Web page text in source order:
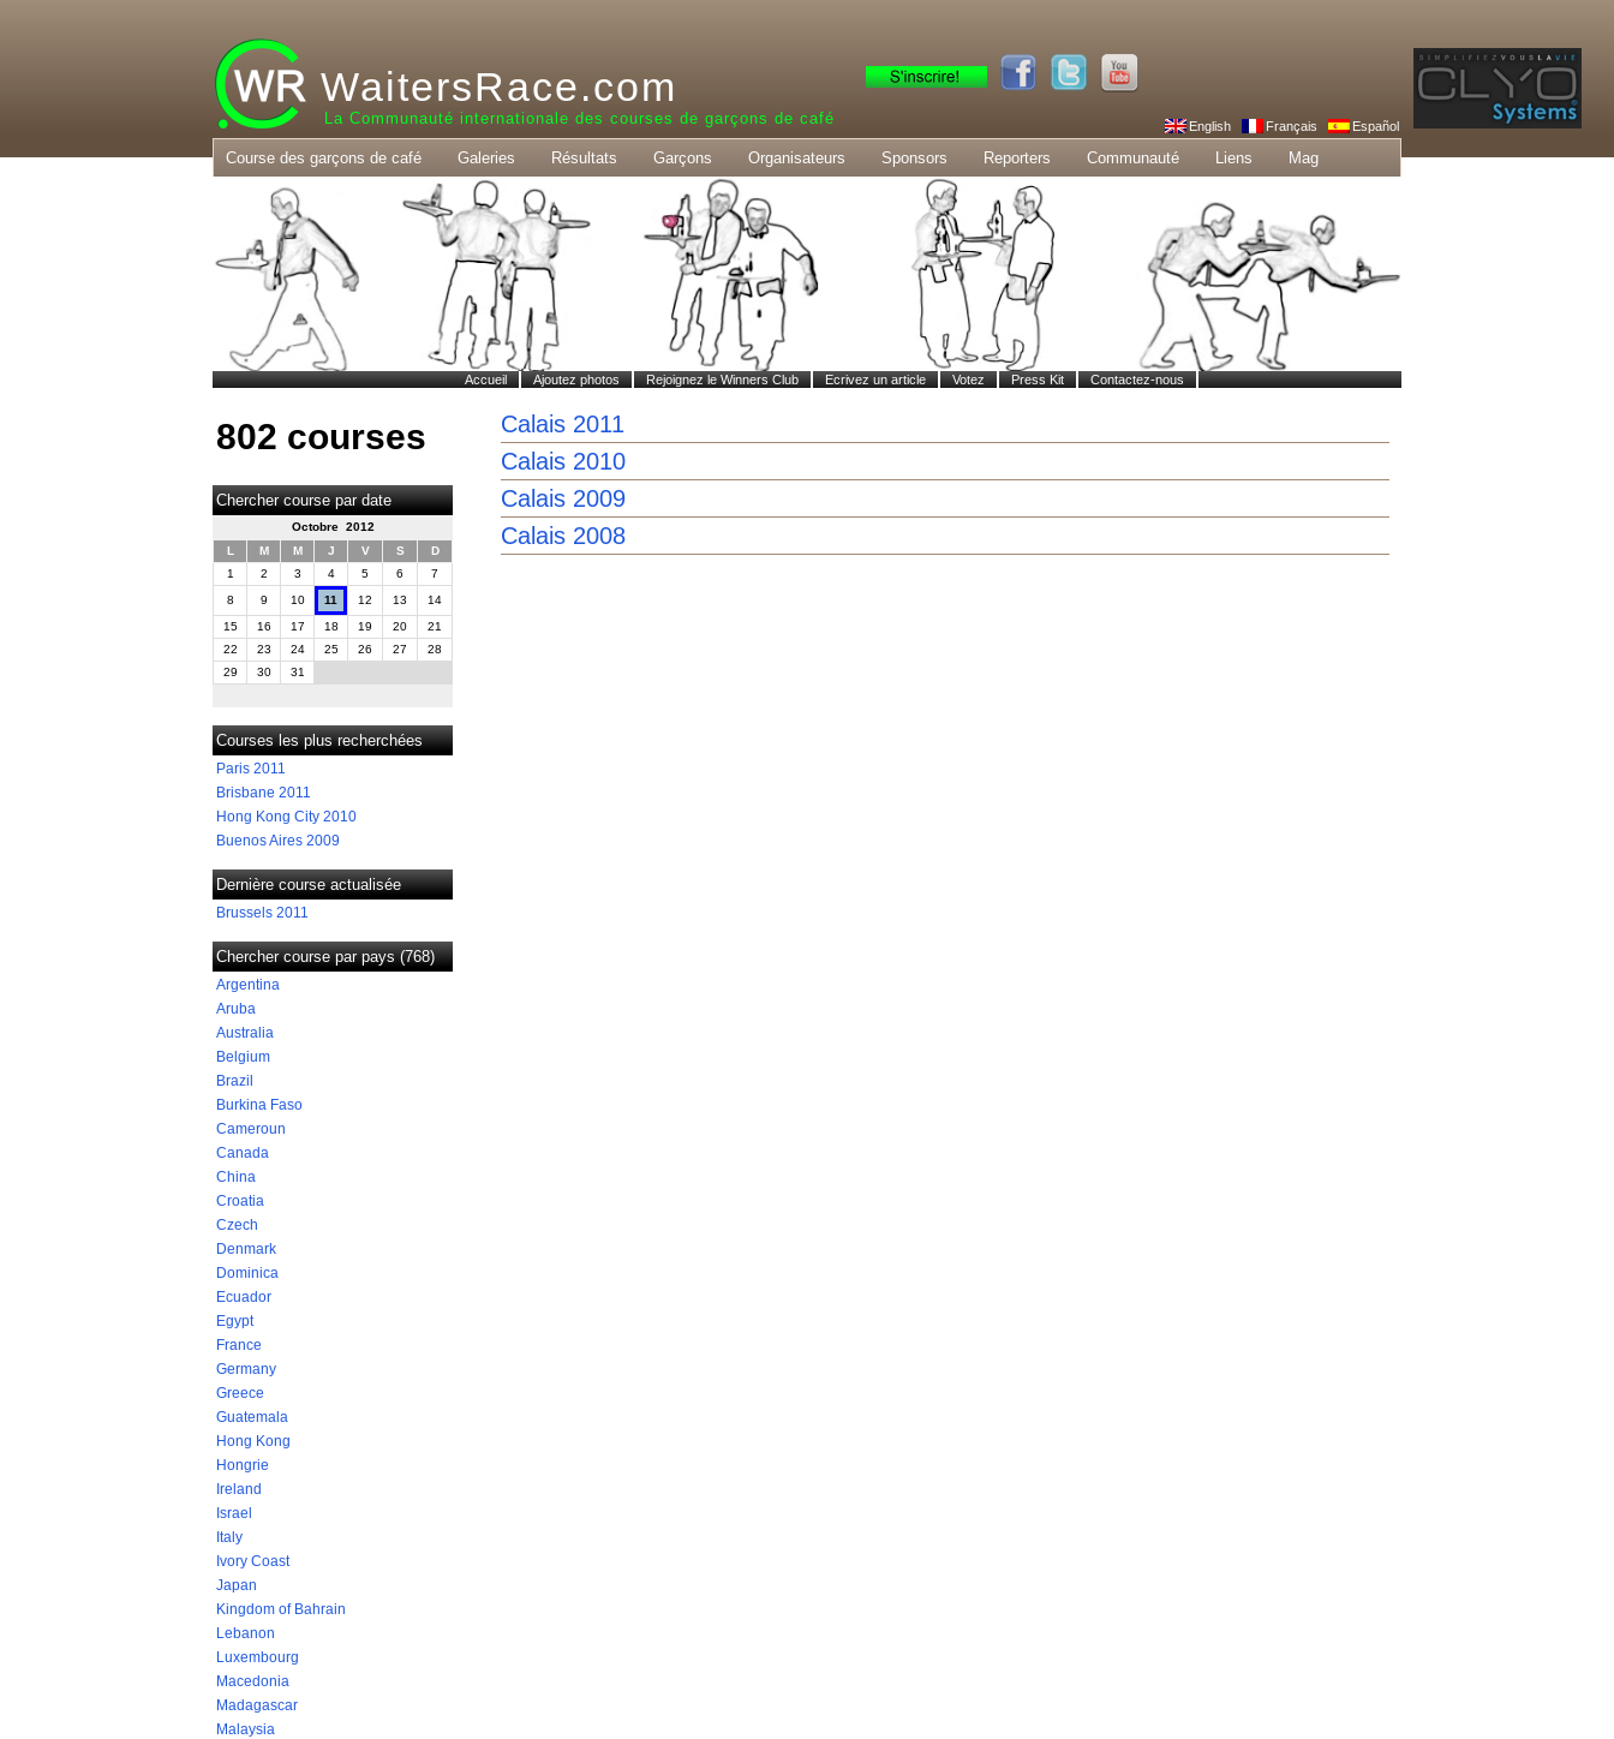
WaitersRace.com
La Communauté internationale des courses de garçons de café
Course des garçons de café Galeries Résultats Garçons Organisateurs Sponsors Reporters Communauté Liens Mag
Accueil Ajoutez photos Rejoignez le Winners Club Ecrivez un article Votez Press Kit Contactez-nous
English Français Español
802 courses
Chercher course par date
Octobre 2012
L
M M J V S
D
1
2 3 4 5 6
7
8
9 10 11 12 13
14
15
16 17 18 19 20
21
22
23 24 25 26 27
28
29
30 31
Courses les plus recherchées
Paris 2011
Brisbane 2011
Hong Kong City 2010
Buenos Aires 2009
Dernière course actualisée
Brussels 2011
Chercher course par pays (768)
Argentina
Aruba
Australia
Belgium
Brazil
Burkina Faso
Cameroun
Canada
China
Croatia
Czech
Denmark
Dominica
Ecuador
Egypt
France
Germany
Greece
Guatemala
Hong Kong
Hongrie
Ireland
Israel
Italy
Ivory Coast
Japan
Kingdom of Bahrain
Lebanon
Luxembourg
Macedonia
Madagascar
Malaysia
Calais 2011
Calais 2010
Calais 2009
Calais 2008